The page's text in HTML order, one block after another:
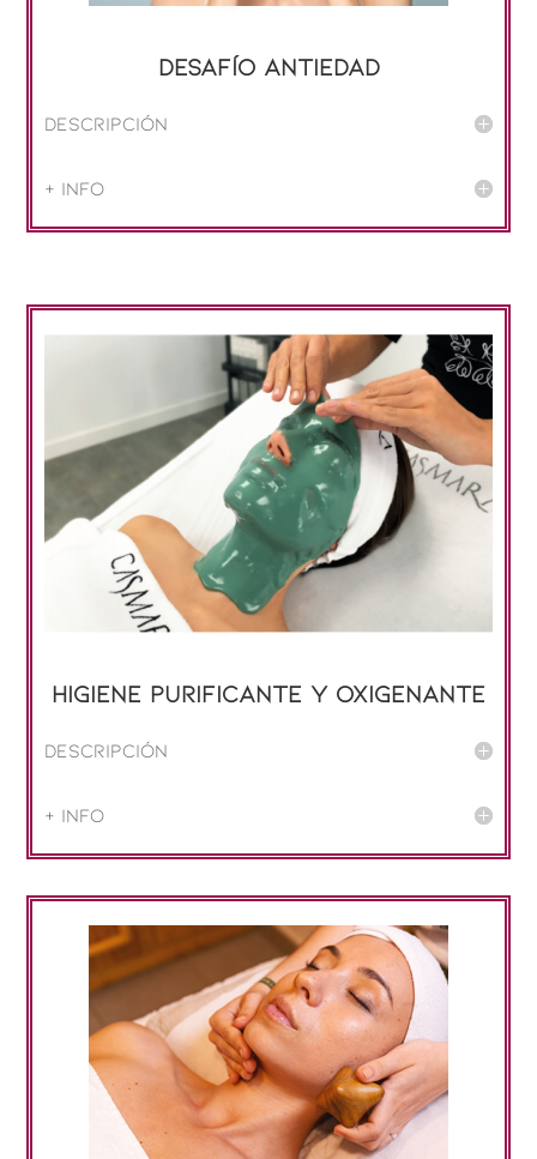
DESAFÍO Antiedad
Descripción
+ info
Higiene PURIFICANTE y OXIGENANTE
Descripción
+ info